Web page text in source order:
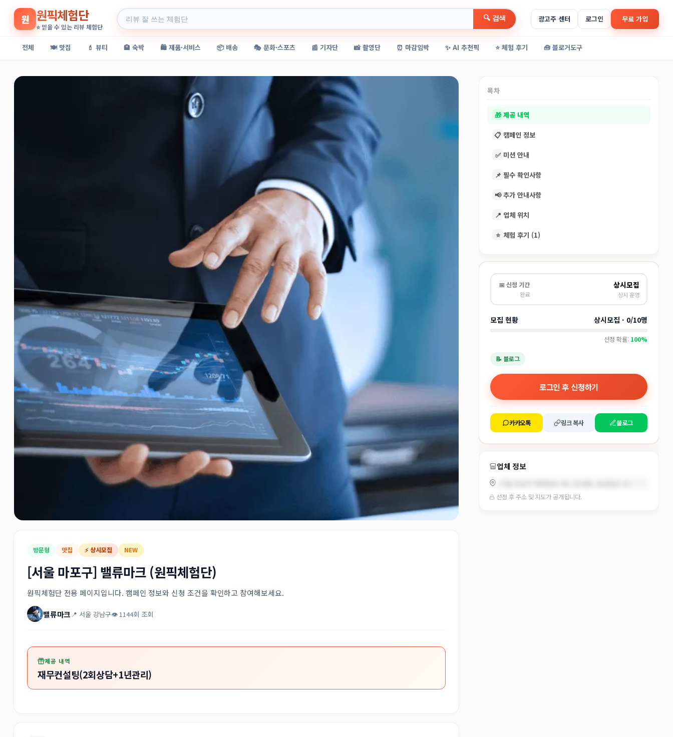
원 원픽체험단
⭐ 믿을 수 있는 리뷰 체험단
🔍 검색 광고주 센터 로그인 무료 가입
전체 🍽️ 맛집 💄 뷰티 🏨 숙박 🛍️ 제품·서비스 📦 배송 🎭 문화·스포츠 📰 기자단 📸 촬영단 ⏰ 마감임박 ✨ AI 추천픽 ⭐ 체험 후기 🧰 블로거도구
방문형 맛집 ⚡ 상시모집 NEW
[서울 마포구] 밸류마크 (원픽체험단)
원픽체험단 전용 페이지입니다. 캠페인 정보와 신청 조건을 확인하고 참여해보세요.
밸류마크 📍 서울 강남구👁 1144회 조회
제공 내역
재무컨설팅(2회상담+1년관리)
목차
🎁 제공 내역
📋 캠페인 정보
✅ 미션 안내
📌 필수 확인사항
📢 추가 안내사항
📍 업체 위치
⭐ 체험 후기 (1)
📅 신청 기간
완료
상시모집
상시 운영
모집 현황 상시모집 · 0/10명
선정 확률: 100%
📝 블로그
로그인 후 신청하기
카카오톡 링크 복사 블로그
업체 정보
선정 후 주소 및 지도가 공개됩니다.